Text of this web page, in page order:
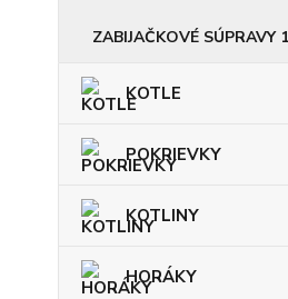
ZABIJAČKOVÉ SÚPRAVY
KOTLE
POKRIEVKY
KOTLINY
HORÁKY